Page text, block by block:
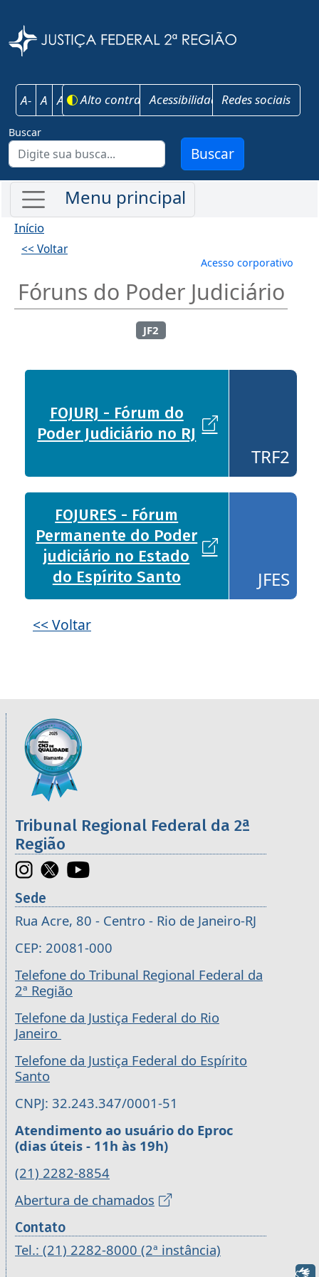
A- A A+ Alto contrasteAcessibilidadeRedes sociais
Buscar
Buscar
Início
<< Voltar
Menu de
Acesso corporativo
Fóruns do Poder Judiciário
JF2
FOJURJ - Fórum do
Poder Judiciário no RJ
- TRF2
TRF2
FOJURES - Fórum
Permanente do Poder
judiciário no Estado
do Espírito Santo
- JFES
JFES
<< Voltar
Informações úteis sobre os órgãos da 2ª
Imagem
Tribunal Regional Federal da 2ª
Região
Sede
Rua Acre, 80 - Centro - Rio de Janeiro-RJ
CEP: 20081-000
Telefone do Tribunal Regional Federal da
2ª Região
Telefone da Justiça Federal do Rio
Janeiro
Telefone da Justiça Federal do Espírito
Santo
CNPJ: 32.243.347/0001-51
Atendimento ao usuário do Eproc
(dias úteis - 11h às 19h)
(21) 2282-8854
Abertura de chamados
Contato
Tel.: (21) 2282-8000 (2ª instância)